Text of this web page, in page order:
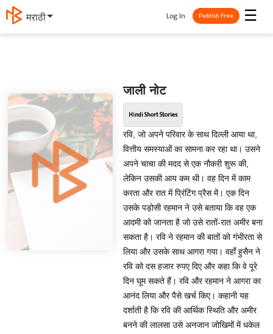
मराठी ☰
Log In Publish Free
जाली नोट
Hindi Short Stories
रवि, जो अपने परिवार के साथ दिल्ली आया था,
वित्तीय समस्याओं का सामना कर रहा था। उसने
अपने चाचा की मदद से एक नौकरी शुरू की,
लेकिन उसकी आय कम थी। वह दिन में काम
करता और रात में प्रिंटिंग प्रैस में। एक दिन
उसके पड़ोसी रहमान ने उसे बताया कि वह एक
आदमी को जानता है जो उसे रातों-रात अमीर बना
सकता है। रवि ने रहमान की बातों को गंभीरता से
लिया और उसके साथ आगरा गया। वहाँ हुसैन ने
रवि को दस हजार रुपए दिए और कहा कि वे पूरे
दिन घूम सकते हैं। रवि और रहमान ने आगरा का
आनंद लिया और पैसे खर्च किए। कहानी यह
दर्शाती है कि रवि की आर्थिक स्थिति और अमीर
बनने की लालसा उसे अनजान जोखिमों में धकेल